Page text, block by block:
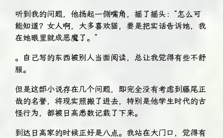
听到我的问题，他扬起一侧嘴角，摇了摇头：“怎么可
能知道？女人啊，大多喜欢猫，要是把实话告诉她，我
在她眼里就成恶魔了。”
。自己写的东西被别人当面阅读，总让我觉得有些不舒
服。
但是这部小说存在几个问题，即完全没有考虑到藤尾正
哉的名誉，将现实照搬了进去，特别是他学生时代的古
怪行为，都被日高悉数记载了下来。
到达日高家的时候正好是八点。我站在大门口，觉得有